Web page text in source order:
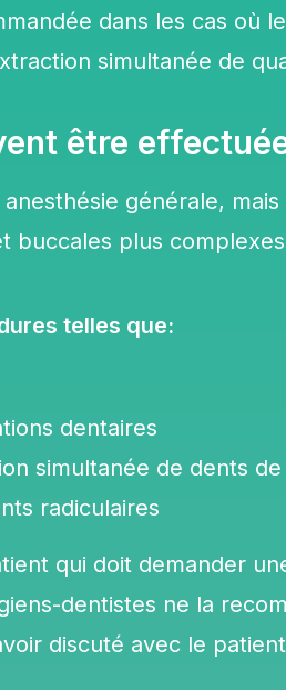
dans les cas où
simultanée de
être
générale,
buccales plus
telles que:
dentaires
simultanée de dents
radiculaires
qui doit demander
dentistes ne la
discuté avec le